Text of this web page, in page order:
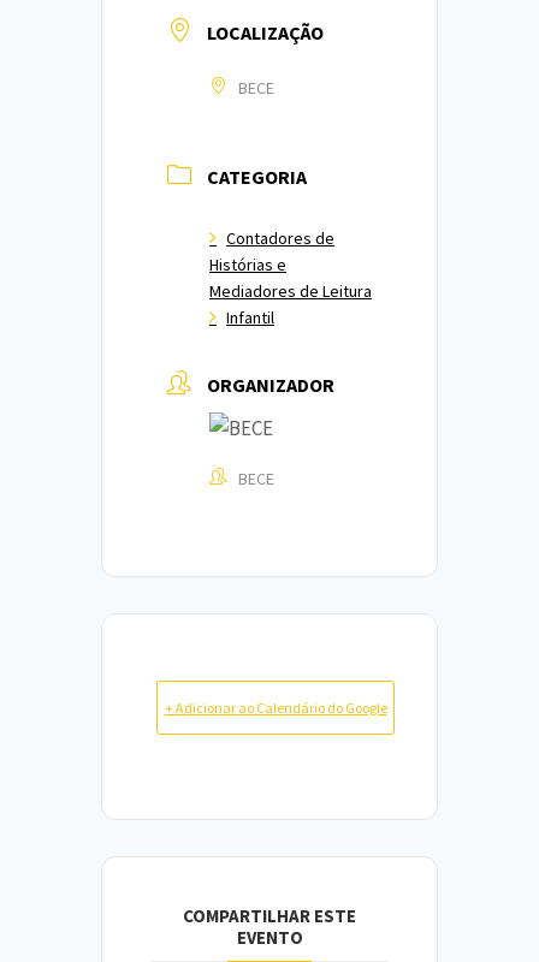
LOCALIZAÇÃO
BECE
CATEGORIA
Contadores de
Histórias e
Mediadores de Leitura
Infantil
ORGANIZADOR
BECE
+ Adicionar ao Calendário do Google
COMPARTILHAR ESTE
EVENTO